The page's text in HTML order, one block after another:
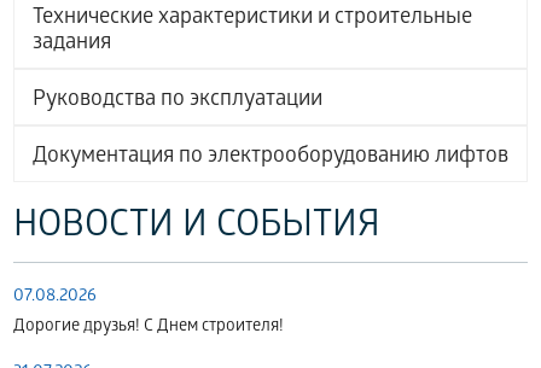
Технические характеристики и строительные
задания
Руководства по эксплуатации
Документация по электрооборудованию лифтов
НОВОСТИ И СОБЫТИЯ
07.08.2026
Дорогие друзья! С Днем строителя!